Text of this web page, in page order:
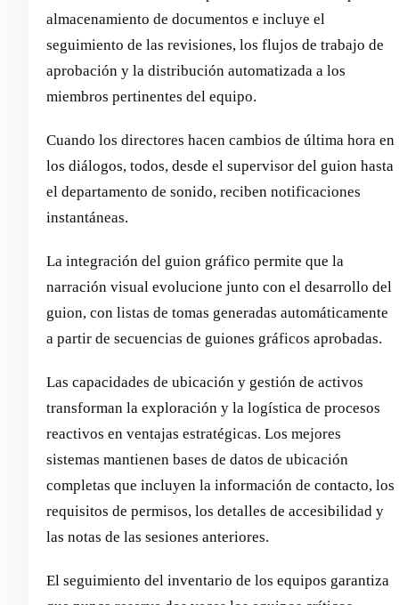
almacenamiento de documentos e incluye el
seguimiento de las revisiones, los flujos de trabajo de
aprobación y la distribución automatizada a los
miembros pertinentes del equipo.
Cuando los directores hacen cambios de última hora en
los diálogos, todos, desde el supervisor del guion hasta
el departamento de sonido, reciben notificaciones
instantáneas.
La integración del guion gráfico permite que la
narración visual evolucione junto con el desarrollo del
guion, con listas de tomas generadas automáticamente
a partir de secuencias de guiones gráficos aprobadas.
Las capacidades de ubicación y gestión de activos
transforman la exploración y la logística de procesos
reactivos en ventajas estratégicas. Los mejores
sistemas mantienen bases de datos de ubicación
completas que incluyen la información de contacto, los
requisitos de permisos, los detalles de accesibilidad y
las notas de las sesiones anteriores.
El seguimiento del inventario de los equipos garantiza